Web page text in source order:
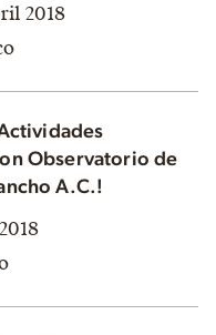
2018
Observatorio de
A.C.!